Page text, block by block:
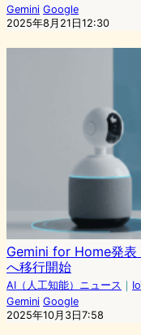
Gemini Google
2025年8月21日12:30
Gemini for Home発表
へ移行開始
AI（人工知能）ニュース ｜
Gemini Google
2025年10月3日7:58